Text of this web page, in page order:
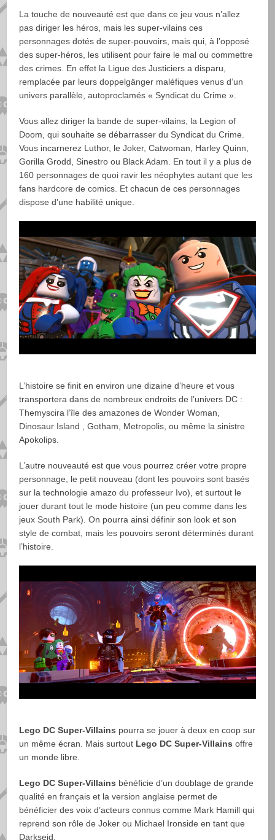
La touche de nouveauté est que dans ce jeu vous n’allez
pas diriger les héros, mais les super-vilains ces
personnages dotés de super-pouvoirs, mais qui, à l’opposé
des super-héros, les utilisent pour faire le mal ou commettre
des crimes. En effet la Ligue des Justiciers a disparu,
remplacée par leurs doppelgänger maléfiques venus d’un
univers parallèle, autoproclamés « Syndicat du Crime ».
Vous allez diriger la bande de super-vilains, la Legion of
Doom, qui souhaite se débarrasser du Syndicat du Crime.
Vous incarnerez Luthor, le Joker, Catwoman, Harley Quinn,
Gorilla Grodd, Sinestro ou Black Adam. En tout il y a plus de
160 personnages de quoi ravir les néophytes autant que les
fans hardcore de comics. Et chacun de ces personnages
dispose d’une habilité unique.
L’histoire se finit en environ une dizaine d’heure et vous
transportera dans de nombreux endroits de l’univers DC :
Themyscira l’île des amazones de Wonder Woman,
Dinosaur Island , Gotham, Metropolis, ou même la sinistre
Apokolips.
L’autre nouveauté est que vous pourrez créer votre propre
personnage, le petit nouveau (dont les pouvoirs sont basés
sur la technologie amazo du professeur Ivo), et surtout le
jouer durant tout le mode histoire (un peu comme dans les
jeux South Park). On pourra ainsi définir son look et son
style de combat, mais les pouvoirs seront déterminés durant
l’histoire.
Lego DC Super-Villains pourra se jouer à deux en coop sur
un même écran. Mais surtout Lego DC Super-Villains offre
un monde libre.
Lego DC Super-Villains bénéficie d’un doublage de grande
qualité en français et la version anglaise permet de
bénéficier des voix d’acteurs connus comme Mark Hamill qui
reprend son rôle de Joker ou Michael Ironside en tant que
Darkseid.